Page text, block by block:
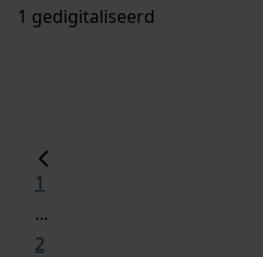
1 gedigitaliseerd
1
...
2